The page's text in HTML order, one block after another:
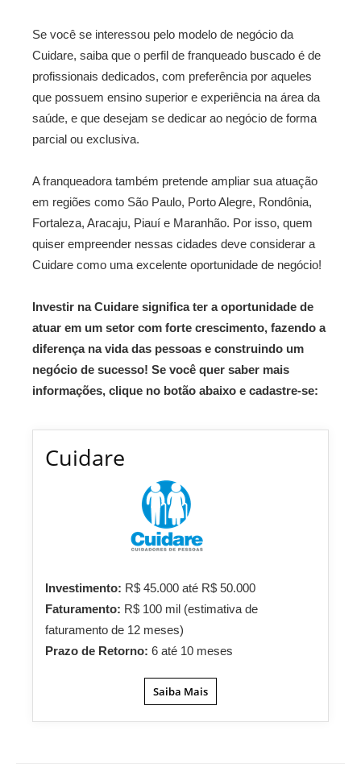
Se você se interessou pelo modelo de negócio da
Cuidare, saiba que o perfil de franqueado buscado é de
profissionais dedicados, com preferência por aqueles
que possuem ensino superior e experiência na área da
saúde, e que desejam se dedicar ao negócio de forma
parcial ou exclusiva.
A franqueadora também pretende ampliar sua atuação
em regiões como São Paulo, Porto Alegre, Rondônia,
Fortaleza, Aracaju, Piauí e Maranhão. Por isso, quem
quiser empreender nessas cidades deve considerar a
Cuidare como uma excelente oportunidade de negócio!
Investir na Cuidare significa ter a oportunidade de
atuar em um setor com forte crescimento, fazendo a
diferença na vida das pessoas e construindo um
negócio de sucesso! Se você quer saber mais
informações, clique no botão abaixo e cadastre-se:
Cuidare
Investimento: R$ 45.000 até R$ 50.000
Faturamento: R$ 100 mil (estimativa de
faturamento de 12 meses)
Prazo de Retorno: 6 até 10 meses
Saiba Mais